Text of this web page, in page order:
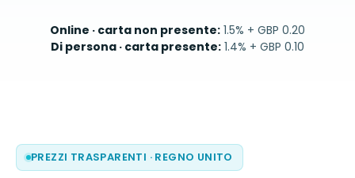
Online · carta non presente: 1.5% + GBP 0.20
Di persona · carta presente: 1.4% + GBP 0.10
PREZZI TRASPARENTI · REGNO UNITO